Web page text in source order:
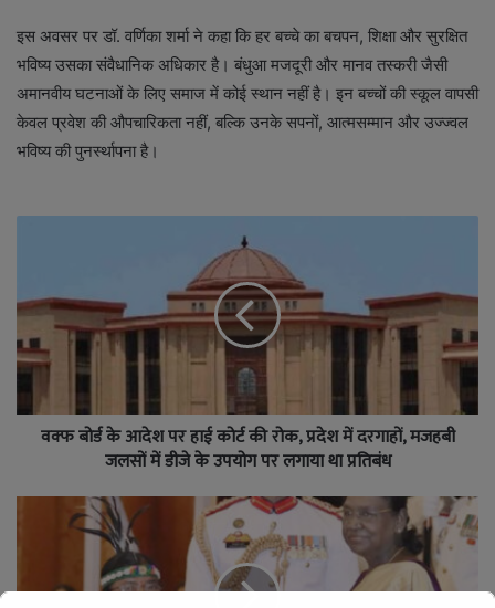
इस अवसर पर डॉ. वर्णिका शर्मा ने कहा कि हर बच्चे का बचपन, शिक्षा और सुरक्षित
भविष्य उसका संवैधानिक अधिकार है। बंधुआ मजदूरी और मानव तस्करी जैसी
अमानवीय घटनाओं के लिए समाज में कोई स्थान नहीं है। इन बच्चों की स्कूल वापसी
केवल प्रवेश की औपचारिकता नहीं, बल्कि उनके सपनों, आत्मसम्मान और उज्ज्वल
भविष्य की पुनर्स्थापना है।
वक्फ बोर्ड के आदेश पर हाई कोर्ट की रोक, प्रदेश में दरगाहों, मजहबी
जलसों में डीजे के उपयोग पर लगाया था प्रतिबंध